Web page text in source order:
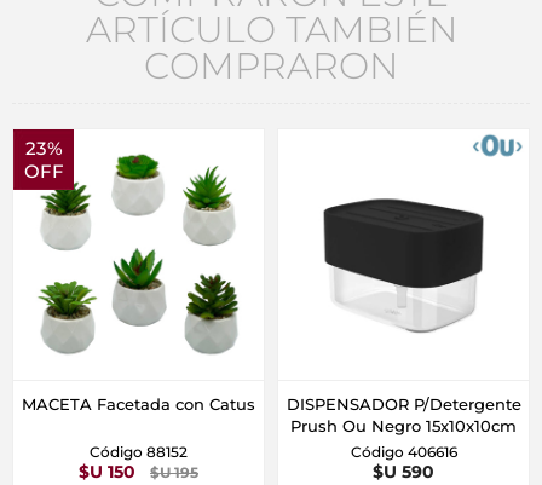
ARTÍCULO TAMBIÉN
COMPRARON
23%
OFF
MACETA Facetada con Catus
Código 88152
$U 150 $U 195
DISPENSADOR P/Detergente
Prush Ou Negro 15x10x10cm
Código 406616
$U 590